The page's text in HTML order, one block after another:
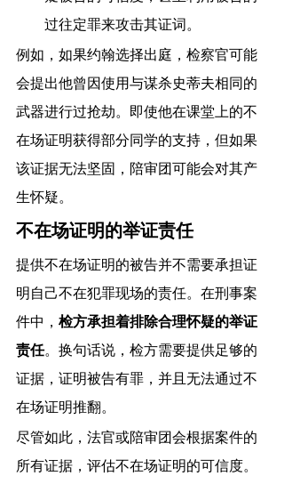
过往定罪来攻击其证词。
例如，如果约翰选择出庭，检察官可能
会提出他曾因使用与谋杀史蒂夫相同的
武器进行过抢劫。即使他在课堂上的不
在场证明获得部分同学的支持，但如果
该证据无法坚固，陪审团可能会对其产
生怀疑。
不在场证明的举证责任
提供不在场证明的被告并不需要承担证
明自己不在犯罪现场的责任。在刑事案
件中， 检方承担着排除合理怀疑的举证
责任。换句话说，检方需要提供足够的
证据，证明被告有罪，并且无法通过不
在场证明推翻。
尽管如此，法官或陪审团会根据案件的
所有证据，评估不在场证明的可信度。